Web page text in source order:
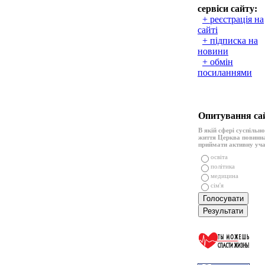
сервіси сайту:
+ реєстрація на
сайті
+ підписка на
новини
+ обмін
посиланнями
Опитування
В якій сфері
життя Церква
приймати активну
освіта
політика
медицина
сім'я